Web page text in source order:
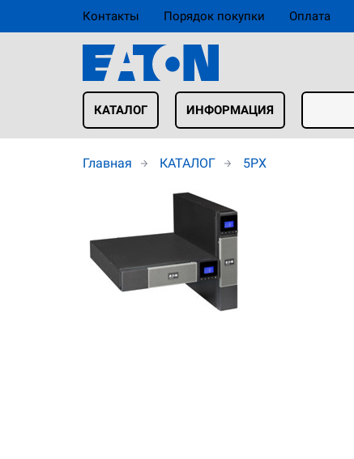
Контакты Порядок покупки Оплата
КАТАЛОГ ИНФОРМАЦИЯ
Главная КАТАЛОГ 5PX